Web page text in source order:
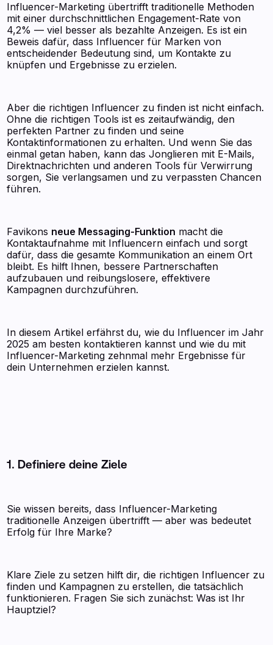
Influencer-Marketing übertrifft traditionelle Methoden
mit einer durchschnittlichen Engagement-Rate von
4,2% — viel besser als bezahlte Anzeigen. Es ist ein
Beweis dafür, dass Influencer für Marken von
entscheidender Bedeutung sind, um Kontakte zu
knüpfen und Ergebnisse zu erzielen.
Aber die richtigen Influencer zu finden ist nicht einfach.
Ohne die richtigen Tools ist es zeitaufwändig, den
perfekten Partner zu finden und seine
Kontaktinformationen zu erhalten. Und wenn Sie das
einmal getan haben, kann das Jonglieren mit E-Mails,
Direktnachrichten und anderen Tools für Verwirrung
sorgen, Sie verlangsamen und zu verpassten Chancen
führen.
Favikons neue Messaging-Funktion macht die
Kontaktaufnahme mit Influencern einfach und sorgt
dafür, dass die gesamte Kommunikation an einem Ort
bleibt. Es hilft Ihnen, bessere Partnerschaften
aufzubauen und reibungslosere, effektivere
Kampagnen durchzuführen.
In diesem Artikel erfährst du, wie du Influencer im Jahr
2025 am besten kontaktieren kannst und wie du mit
Influencer-Marketing zehnmal mehr Ergebnisse für
dein Unternehmen erzielen kannst.
1. Definiere deine Ziele
Sie wissen bereits, dass Influencer-Marketing
traditionelle Anzeigen übertrifft — aber was bedeutet
Erfolg für Ihre Marke?
Klare Ziele zu setzen hilft dir, die richtigen Influencer zu
finden und Kampagnen zu erstellen, die tatsächlich
funktionieren. Fragen Sie sich zunächst: Was ist Ihr
Hauptziel?